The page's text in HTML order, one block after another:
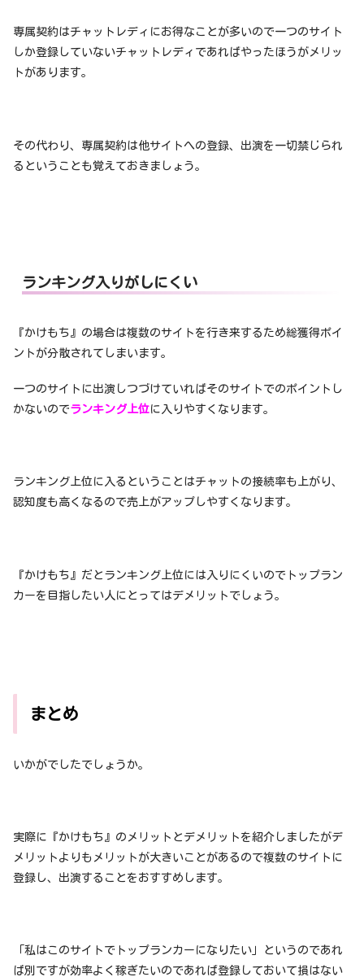
専属契約はチャットレディにお得なことが多いので一つのサイト
しか登録していないチャットレディであればやったほうがメリッ
トがあります。
その代わり、専属契約は他サイトへの登録、出演を一切禁じられ
るということも覚えておきましょう。
ランキング入りがしにくい
『かけもち』の場合は複数のサイトを行き来するため総獲得ポイ
ントが分散されてしまいます。
一つのサイトに出演しつづけていればそのサイトでのポイントし
かないのでランキング上位に入りやすくなります。
ランキング上位に入るということはチャットの接続率も上がり、
認知度も高くなるので売上がアップしやすくなります。
『かけもち』だとランキング上位には入りにくいのでトップラン
カーを目指したい人にとってはデメリットでしょう。
まとめ
いかがでしたでしょうか。
実際に『かけもち』のメリットとデメリットを紹介しましたがデ
メリットよりもメリットが大きいことがあるので複数のサイトに
登録し、出演することをおすすめします。
「私はこのサイトでトップランカーになりたい」というのであれ
ば別ですが効率よく稼ぎたいのであれば登録しておいて損はない